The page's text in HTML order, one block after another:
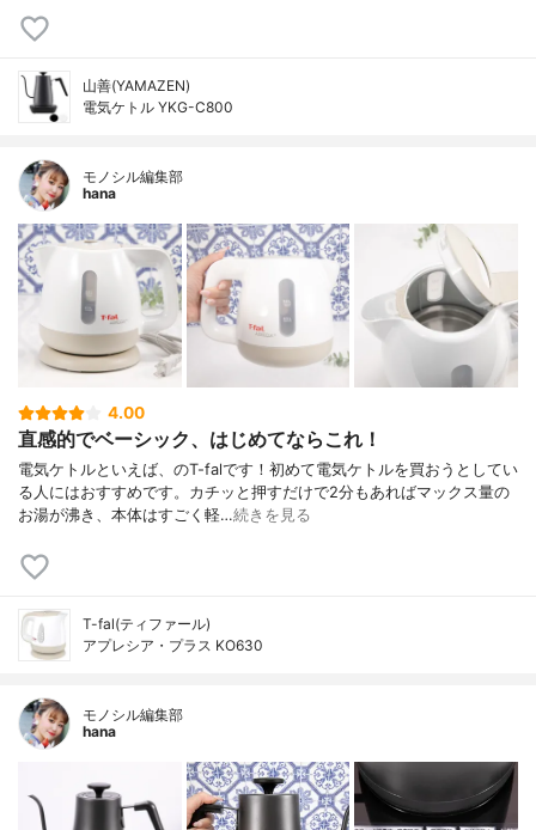
山善(YAMAZEN)
電気ケトル YKG-C800
モノシル編集部
hana
4.00
直感的でベーシック、はじめてならこれ！
電気ケトルといえば、のT-falです！初めて電気ケトルを買おうとしてい
る人にはおすすめです。カチッと押すだけで2分もあればマックス量の
お湯が沸き、本体はすごく軽…続きを見る
T-fal(ティファール)
アプレシア・プラス KO630
モノシル編集部
hana